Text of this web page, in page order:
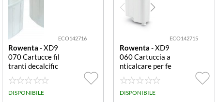
ECO142716
Rowenta - XD9
070 Cartucce fil
tranti decalcific
atori per stiro R
OWENTA ANTI
CALCARE XD90
DISPONIBILE
ECO142715
Rowenta - XD9
060 Cartuccia a
nticalcare per fe
rro da stiro Tefal
Fasteo ROWEN
TA ANTICALCA
DISPONIBILE